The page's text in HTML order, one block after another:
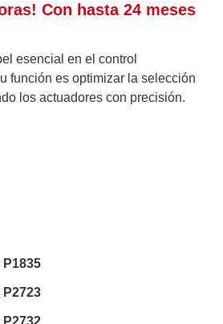
Con hasta 24 meses
esencial en el control
función es optimizar la selección
los actuadores con precisión.
P1835
P2723
P2732